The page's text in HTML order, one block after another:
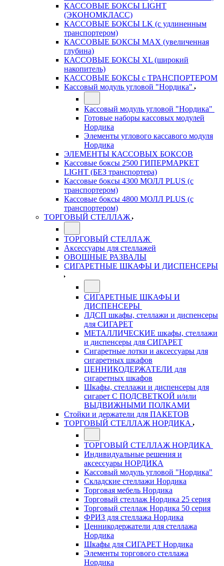
КАССОВЫЕ БОКСЫ LIGHT
(ЭКОНОМКЛАСС)
КАССОВЫЕ БОКСЫ LK (с удлиненным
транспортером)
КАССОВЫЕ БОКСЫ MAX (увеличенная
глубина)
КАССОВЫЕ БОКСЫ XL (широкий
накопитель)
КАССОВЫЕ БОКСЫ с ТРАНСПОРТЕРОМ
Кассовый модуль угловой "Нордика"
Кассовый модуль угловой "Нордика"
Готовые наборы кассовых модулей
Нордика
Элементы углового кассавого модуля
Нордика
ЭЛЕМЕНТЫ КАССОВЫХ БОКСОВ
Кассовые боксы 2500 ГИПЕРМАРКЕТ
LIGHT (БЕЗ транспортера)
Кассовые боксы 4300 МОЛЛ PLUS (с
транспортером)
Кассовые боксы 4800 МОЛЛ PLUS (с
транспортером)
ТОРГОВЫЙ СТЕЛЛАЖ
ТОРГОВЫЙ СТЕЛЛАЖ
Аксессуары для стеллажей
ОВОЩНЫЕ РАЗВАЛЫ
СИГАРЕТНЫЕ ШКАФЫ И ДИСПЕНСЕРЫ
СИГАРЕТНЫЕ ШКАФЫ И
ДИСПЕНСЕРЫ
ЛДСП шкафы, стеллажи и диспенсеры
для СИГАРЕТ
МЕТАЛЛИЧЕСКИЕ шкафы, стеллажи
и диспенсеры для СИГАРЕТ
Сигаретные лотки и аксессуары для
сигаретных шкафов
ЦЕННИКОДЕРЖАТЕЛИ для
сигаретных шкафов
Шкафы, стеллажи и диспенсеры для
сигарет С ПОДСВЕТКОЙ и/или
ВЫДВИЖНЫМИ ПОЛКАМИ
Стойки и держатели для ПАКЕТОВ
ТОРГОВЫЙ СТЕЛЛАЖ НОРДИКА
ТОРГОВЫЙ СТЕЛЛАЖ НОРДИКА
Индивидуальные решения и
аксессуары НОРДИКА
Кассовый модуль угловой "Нордика"
Складские стеллажи Нордика
Торговая мебель Нордика
Торговый стеллаж Нордика 25 серия
Торговый стеллаж Нордика 50 серия
ФРИЗ для стеллажа Нордика
Ценникодержатели для стеллажа
Нордика
Шкафы для СИГАРЕТ Нордика
Элементы торгового стеллажа
Нордика